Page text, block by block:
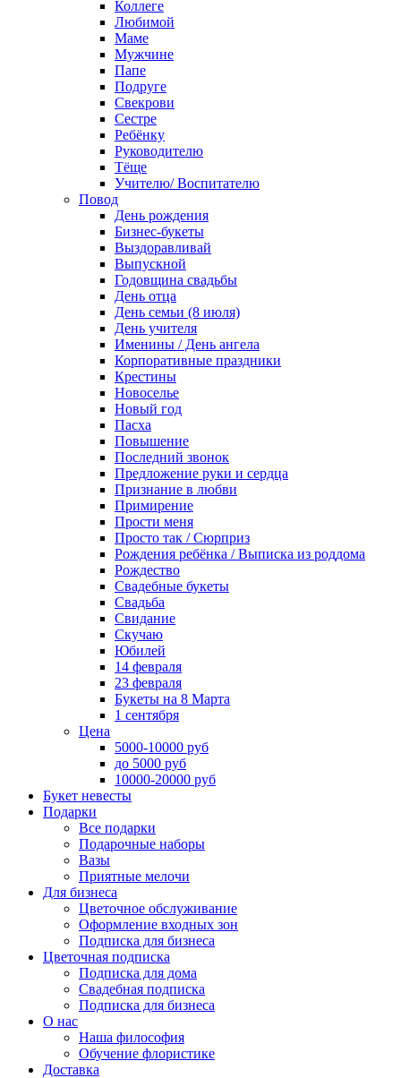
Коллеге
Любимой
Маме
Мужчине
Папе
Подруге
Свекрови
Сестре
Ребёнку
Руководителю
Тёще
Учителю/ Воспитателю
Повод
День рождения
Бизнес-букеты
Выздоравливай
Выпускной
Годовщина свадьбы
День отца
День семьи (8 июля)
День учителя
Именины / День ангела
Корпоративные праздники
Крестины
Новоселье
Новый год
Пасха
Повышение
Последний звонок
Предложение руки и сердца
Признание в любви
Примирение
Прости меня
Просто так / Сюрприз
Рождения ребёнка / Выписка из роддома
Рождество
Свадебные букеты
Свадьба
Свидание
Скучаю
Юбилей
14 февраля
23 февраля
Букеты на 8 Марта
1 сентября
Цена
5000-10000 руб
до 5000 руб
10000-20000 руб
Букет невесты
Подарки
Все подарки
Подарочные наборы
Вазы
Приятные мелочи
Для бизнеса
Цветочное обслуживание
Оформление входных зон
Подписка для бизнеса
Цветочная подписка
Подписка для дома
Свадебная подписка
Подписка для бизнеса
О нас
Наша философия
Обучение флористике
Доставка